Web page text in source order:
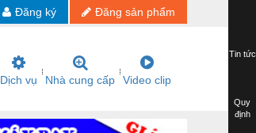
Đăng sản phẩm
Đăng ký
Dịch vụ Nhà cung cấp Video clip
Tin tức
Quy
định